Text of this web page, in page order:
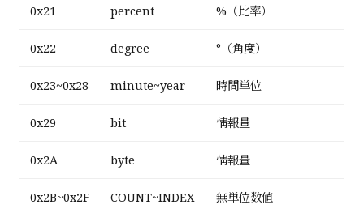
0x21 percent %（比率）
0x22 degree °（角度）
0x23~0x28 minute~year 時間単位
0x29 bit 情報量
0x2A byte 情報量
0x2B~0x2F COUNT~INDEX 無単位数値